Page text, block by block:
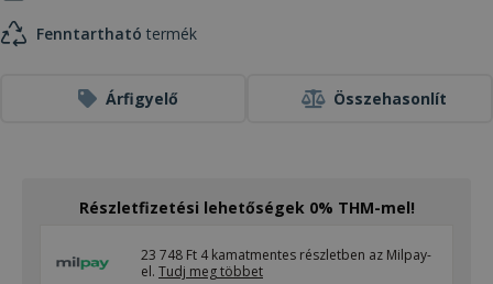
Fenntartható termék
Árfigyelő Összehasonlít
Részletfizetési lehetőségek 0% THM-mel!
23 748 Ft 4 kamatmentes részletben az Milpay-
el. Tudj meg többet